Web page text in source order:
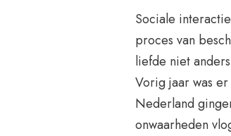
Sociale
proces van
liefde niet
Vorig jaar was
Nederland
onwaarheden